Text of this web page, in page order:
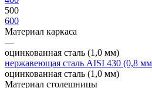
500
600
Материал каркаса
—
оцинкованная сталь (1,0 мм)
нержавеющая сталь AISI 430 (0,8
оцинкованная сталь (1,0 мм)
Материал столешницы